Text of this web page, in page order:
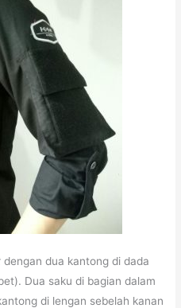
dengan dua kantong di dada
Dua saku di bagian dalam
di lengan sebelah kanan